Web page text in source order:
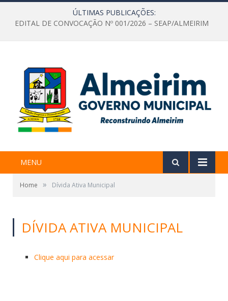
ÚLTIMAS PUBLICAÇÕES:
EDITAL DE CONVOCAÇÃO Nº 001/2026 – SEAP/ALMEIRIM
MENU
Home » Dívida Ativa Municipal
DÍVIDA ATIVA MUNICIPAL
Clique aqui para acessar